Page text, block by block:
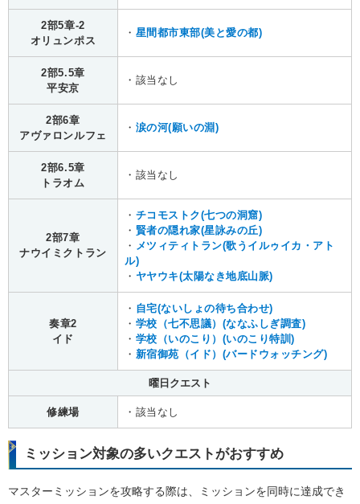
2部5章-2
オリュンポス
・ 星間都市東部(美と愛の都)
2部5.5章
平安京
・該当なし
2部6章
アヴァロンルフェ
・ 涙の河(願いの淵)
2部6.5章
トラオム
・該当なし
2部7章
ナウイミクトラン
・ チコモストク(七つの洞窟)
・ 賢者の隠れ家(星詠みの丘)
・ メツィティトラン(歌うイルゥイカ・アト
ル)
・ ヤヤウキ(太陽なき地底山脈)
奏章2
イド
・ 自宅(ないしょの待ち合わせ)
・ 学校（七不思議）(ななふしぎ調査)
・ 学校（いのこり）(いのこり特訓)
・ 新宿御苑（イド）(バードウォッチング)
曜日クエスト
修練場 ・該当なし
ミッション対象の多いクエストがおすすめ
マスターミッションを攻略する際は、ミッションを同時に達成でき